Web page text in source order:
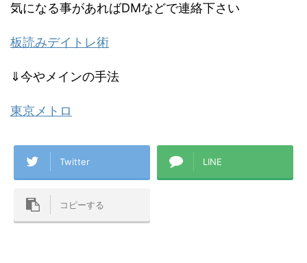
気になる事があればDMなどで連絡下さい
板読みデイトレ術
⇓今やメインの手法
東京メトロ
Twitter LINE
コピーする